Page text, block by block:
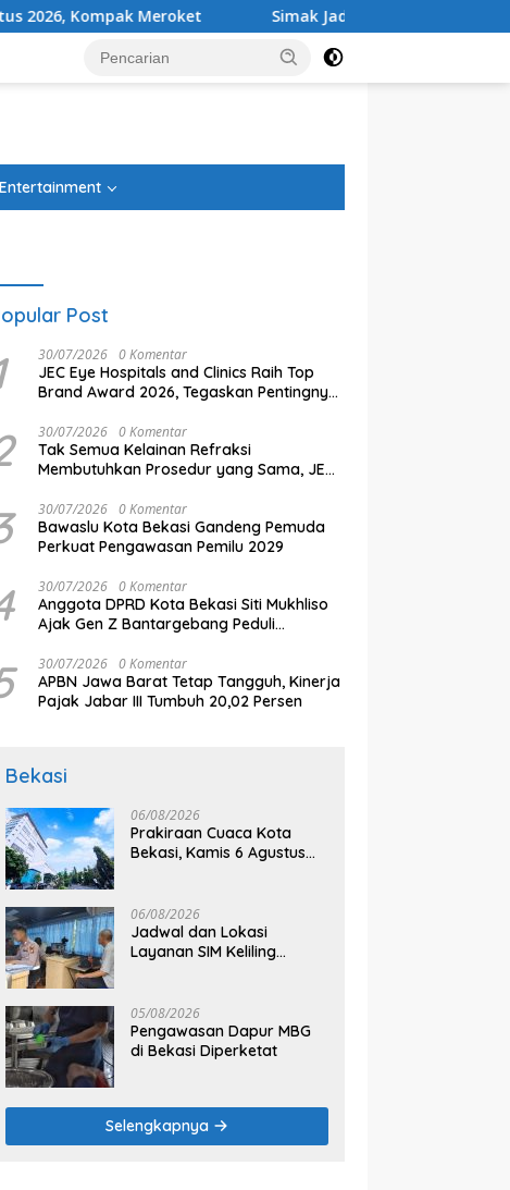
Simak Jadwal Lengkap dan Streaming, Laga Final Piala
Entertainment
Post
30/07/2026 0 Komentar
JEC Eye Hospitals and Clinics Raih Top
Brand Award 2026, Tegaskan Pentingnya
Kesehatan Mata
30/07/2026 0 Komentar
Tak Semua Kelainan Refraksi
Membutuhkan Prosedur yang Sama, JEC
Laser Vision Correction Paling
Komprehensif
30/07/2026 0 Komentar
Bawaslu Kota Bekasi Gandeng Pemuda
Perkuat Pengawasan Pemilu 2029
30/07/2026 0 Komentar
Anggota DPRD Kota Bekasi Siti Mukhliso
Ajak Gen Z Bantargebang Peduli
30/07/2026 0 Komentar
APBN Jawa Barat Tetap Tangguh, Kinerja
Pajak Jabar III Tumbuh 20,02 Persen
Bekasi
06/08/2026
Prakiraan Cuaca Kota
Bekasi, Kamis 6 Agustus
06/08/2026
Jadwal dan Lokasi
Layanan SIM Keliling
05/08/2026
Pengawasan Dapur MBG
di Bekasi Diperketat
Selengkapnya